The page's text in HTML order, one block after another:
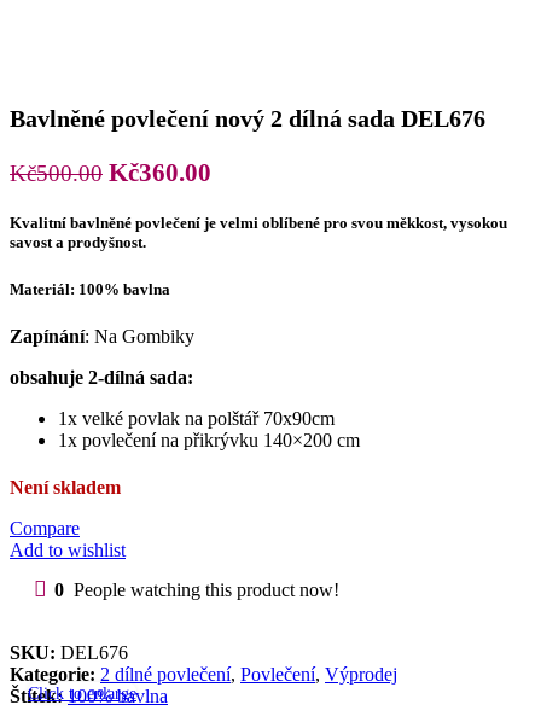
Click to enlarge
Bavlněné povlečení nový 2 dílná sada DEL676
Kč500.00 Původní
byla:
Kč360.00
je:
Kvalitní bavlněné povlečení je velmi oblíbené pro svou měkkost, vysokou
savost a prodyšnost.
Materiál: 100% bavlna
Zapínání: Na Gombiky
obsahuje 2-dílná sada:
1x velké povlak na polštář 70x90cm
1x povlečení na přikrývku 140×200 cm
Není skladem
Compare
Add to wishlist
0 People watching this product now!
SKU: DEL676
Kategorie: 2 dílné povlečení, Povlečení, Výprodej
Štítek: 100% bavlna